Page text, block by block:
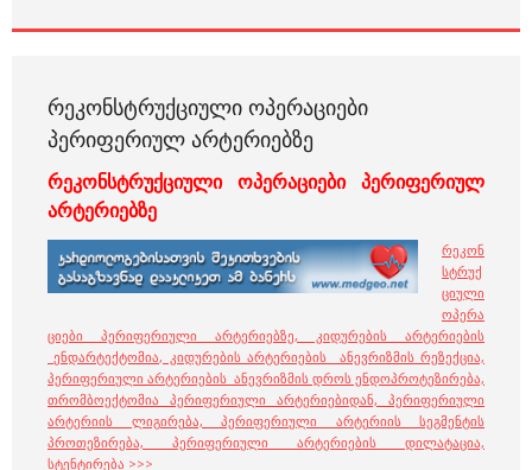
ᲠᲔᲙᲝᲜᲡᲢᲠᲣᲥᲪᲘᲣᲚᲘ ᲝᲞᲔᲠᲐᲪᲘᲔᲑᲘ
ᲞᲔᲠᲘᲤᲔᲠᲘᲣᲚ ᲐᲠᲢᲔᲠᲘᲔᲑᲖᲔ
რეკონსტრუქციული ოპერაციები პერიფერიულ
არტერიებზე
რეკონ
სტრუქ
ციული
ოპერა
ციები პერიფერიული არტერიებზე, კიდურების არტერიების
ენდარტექტომია, კიდურების არტერიების ანევრიზმის რეზექცია,
პერიფერიული არტერიების ანევრიზმის დროს ენდოპროტეზირება,
თრომბოექტომია პერიფერიული არტერიებიდან, პერიფერიული
არტერიის ლიგირება, პერიფერიული არტერიის სეგმენტის
პროთეზირება, პერიფერიული არტერიების დილატაცია,
სტენტირება >>>